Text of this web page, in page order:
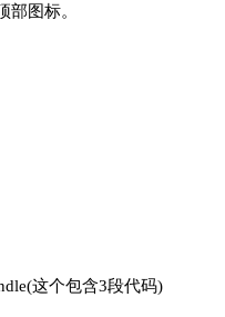
图标。
这个包含3段代码)